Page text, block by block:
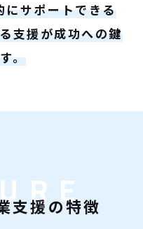
にサポートできる
支援が成功への鍵
。
支援の特徴